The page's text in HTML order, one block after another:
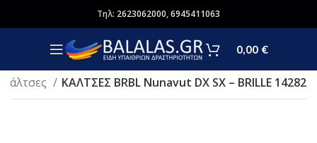
Τηλ: 2623062000,6945411063
0,00 €
Κάλτσες ΚΑΛΤΣΕΣ BRBL Nunavut DX SX – BRILLE 14282